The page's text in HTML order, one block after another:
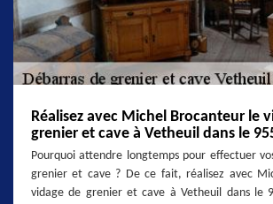
Réalisez avec Michel Brocanteur le
grenier et cave à Vetheuil dans le
Pourquoi attendre longtemps pour effectuer
grenier et cave ? De ce fait, réalisez avec
vidage de grenier et cave à Vetheuil dans le